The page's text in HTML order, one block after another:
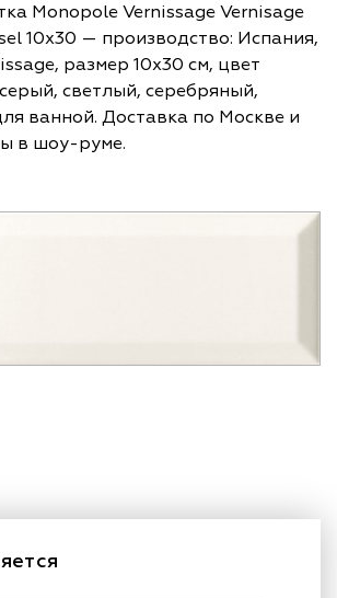
Monopole Vernissage Vernisage
10x30 — производство: Испания,
размер 10х30 см, цвет
светлый, серебряный,
ванной. Доставка по Москве и
в шоу-руме.